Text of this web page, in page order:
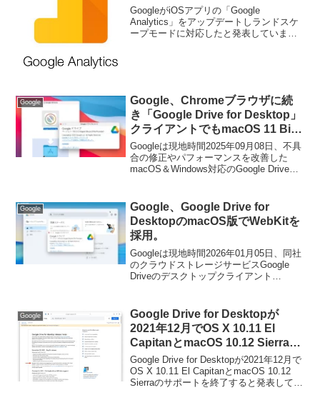
GoogleがiOSアプリの「Google
Analytics」をアップデートしランドスケ
ープモードに対応したと発表していま
Google
Google、Chromeブラウザに続
き「Google Drive for Desktop」
クライアントでもmacOS 11 Big
Surのサポートを終了。
Googleは現地時間2025年09月08日、不具
合の修正やパフォーマンスを改善した
macOS＆Windows対応のGoogle Drive用
トを開始しましたが、同バージョンでは
macOS 11 Big Surを含むmacOS 12.1
Monterey以前のMacのサポートが終了し
ています。
Google
Google、Google Drive for
DesktopのmacOS版でWebKitを
採用。
Googleは現地時間2026年01月05日、同社
のクラウドストレージサービスGoogle
Driveのデスクトップクライアント
に、macOS版のGoogle Driveアプリで
WebKitを採用すると発表しています。
Google
Google Drive for Desktopが
2021年12月でOS X 10.11 El
CapitanとmacOS 10.12 Sierraの
サポートを終了。
Google Drive for Desktopが2021年12月で
OS X 10.11 El CapitanとmacOS 10.12
Sierraのサポートを終了すると発表してい